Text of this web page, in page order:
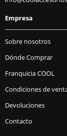
Empresa
Sobre nosotros
Dónde Comprar
Franquicia COOL
Condiciones de
Devoluciones
Contacto